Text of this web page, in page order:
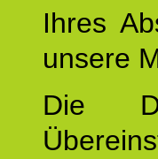
Ihres
unsere
Die